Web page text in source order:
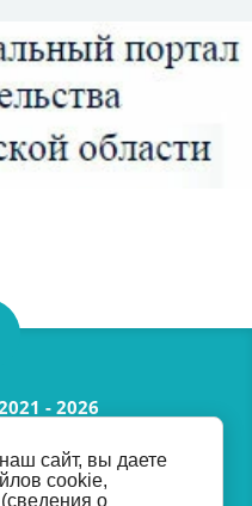
- 2026
сайт, вы даете
cookie,
о